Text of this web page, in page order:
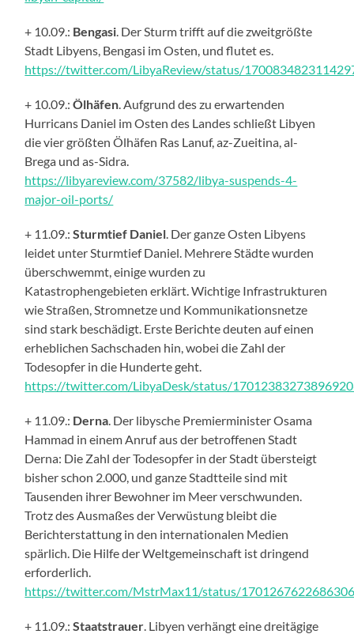
+ 10.09.: Bengasi . Der Sturm trifft auf die zweitgrößte
Stadt Libyens, Bengasi im Osten, und flutet es.
https://twitter.com/LibyaReview/status/
+ 10.09.:Ölhäfen . Aufgrund des zu erwartenden
Hurricans Daniel im Osten des Landes schließt Libyen
die vier größten Ölhäfen Ras Lanuf, az-Zueitina, al-
Brega und as-Sidra.
https://libyareview.com/37582/libya-suspends-4-
major-oil-ports/
+ 11.09.:Sturmtief Daniel . Der ganze Osten Libyens
leidet unter Sturmtief Daniel. Mehrere Städte wurden
überschwemmt, einige wurden zu
Katastrophengebieten erklärt. Wichtige Infrastrukturen
wie Straßen, Stromnetze und Kommunikationsnetze
sind stark beschädigt. Erste Berichte deuten auf einen
erheblichen Sachschaden hin, wobei die Zahl der
Todesopfer in die Hunderte geht.
https://twitter.com/LibyaDesk/status/
+ 11.09.: Derna . Der libysche Premierminister Osama
Hammad in einem Anruf aus der betroffenen Stadt
Derna: Die Zahl der Todesopfer in der Stadt übersteigt
bisher schon 2.000, und ganze Stadtteile sind mit
Tausenden ihrer Bewohner im Meer verschwunden.
Trotz des Ausmaßes der Verwüstung bleibt die
Berichterstattung in den internationalen Medien
spärlich. Die Hilfe der Weltgemeinschaft ist dringend
erforderlich.
https://twitter.com/MstrMax11/status/
+ 11.09.:Staatstrauer . Libyen verhängt eine dreitägige